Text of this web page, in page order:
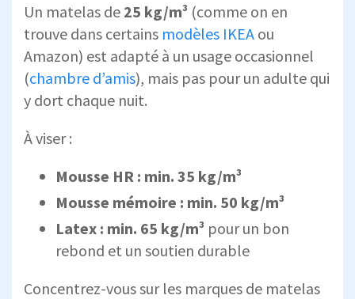
Un matelas de 25 kg/m³ (comme on en
trouve dans certains modèles IKEA ou
Amazon) est adapté à un usage occasionnel
(chambre d’amis), mais pas pour un adulte qui
y dort chaque nuit.
À viser :
Mousse HR : min. 35 kg/m³
Mousse mémoire : min. 50 kg/m³
Latex : min. 65 kg/m³ pour un bon
rebond et un soutien durable
Concentrez-vous sur les marques de matelas